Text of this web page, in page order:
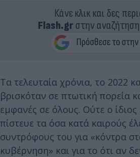
Κάνε κλικ και δες
Flash.grστην
Τα τελευταία χρόνια, το 2022
βρισκόταν σε πτωτική πορεία
εμφανές σε όλους. Ούτε ο
πίστευε τα όσα κατά καιρούς
συντρόφους του για «κόντρα
κυβέρνηση» και για το ότι αν